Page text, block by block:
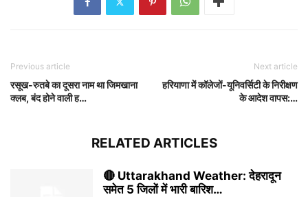
Previous article
रसूख-रुतबे का दूसरा नाम था जिमखाना
क्‍लब, बंद होने वाली ह…
Next article
हरियाणा में कॉलेजों-यूनिवर्सिटी के निरीक्षण
के आदेश वापस:…
RELATED ARTICLES
🔴 Uttarakhand Weather: देहरादून
समेत 5 जिलों में भारी बारिश…